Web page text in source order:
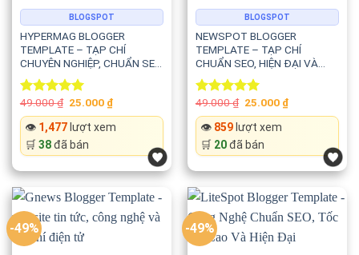
Gameify được tối ưu nhằm mang lại trải nghiệm mượt mà
cho người dùng.
Template sử dụng:
⚡ HTML5
⚡ CSS3
⚡ Mã nguồn nhẹ
⚡ Lazy Loading
⚡ Google Core Web Vitals
BLOGSPOT
HYPERMAG BLOGGER
TEMPLATE – TẠP CHÍ
CHUYÊN NGHIỆP, CHUẨN SEO
VÀ TỐI ƯU HIỆU SUẤT
Rated5.00
out of 5
49.000₫ Original
was:
49.000 ₫.
25.000 ₫Current
price
is:
25.000 ₫.
👁️ 1,477lượt xem
🛒 38đã bán
BLOGSPOT
NEWSPOT BLOGGER
TEMPLATE – TẠP CHÍ
CHUẨN SEO, HIỆN ĐẠI VÀ
TỐC ĐỘ CAO
Rated5.00
out of 5
49.000₫ Original
was:
49.000 ₫.
25.000 ₫Current
price
👁️ 859lượt xem
🛒 20đã bán
-49% -49%